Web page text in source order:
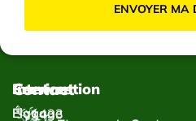
ENVOYER MA
Services
Élagage
Intervention
Élagage
Contact
1433